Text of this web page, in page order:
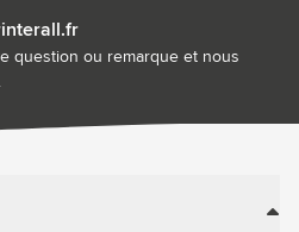
question ou remarque et nous